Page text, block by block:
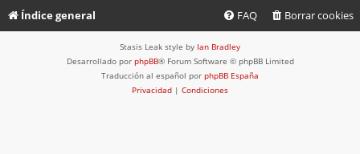
Índice general Borrar cookies
FAQ
Stasis Leak style by Ian Bradley
Desarrollado por phpBB® Forum Software © phpBB Limited
Traducción al español por phpBB España
Privacidad | Condiciones